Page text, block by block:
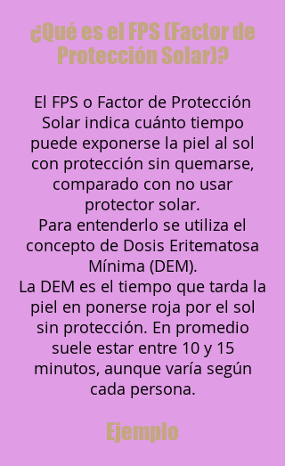
¿Qué es el FPS (Factor de
Protección Solar)?
El FPS o Factor de Protección
Solar indica cuánto tiempo
puede exponerse la piel al sol
con protección sin quemarse,
comparado con no usar
protector solar.
Para entenderlo se utiliza el
concepto de Dosis Eritematosa
Mínima (DEM).
La DEM es el tiempo que tarda la
piel en ponerse roja por el sol
sin protección. En promedio
suele estar entre 10 y 15
minutos, aunque varía según
cada persona.
Ejemplo